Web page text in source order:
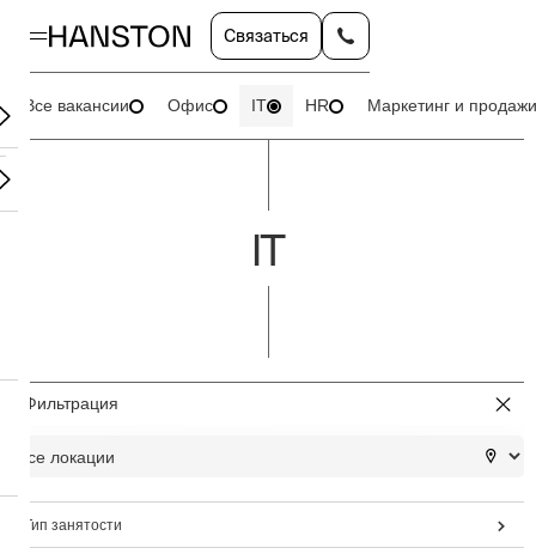
Связаться
Все вакансии Офис IT HR Маркетинг и продажи
IT
Фильтрация
Тип занятости